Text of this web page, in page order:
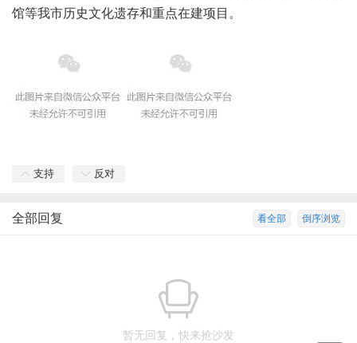
馆等我市历史文化遗存和重点在建项目。
支持 反对
倒序浏览
看全部
全部回复
暂无回复，快来抢沙发